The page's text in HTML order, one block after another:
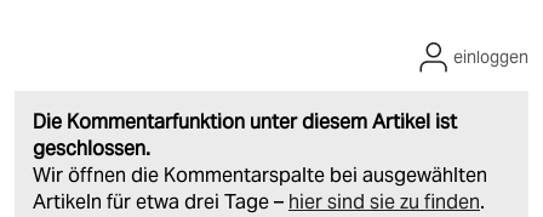
Die Kommentarfunktion unter diesem Artikel ist
geschlossen.
Wir öffnen die Kommentarspalte bei ausgewählten
Artikeln für etwa drei Tage – hier sind sie zu finden.
einloggen